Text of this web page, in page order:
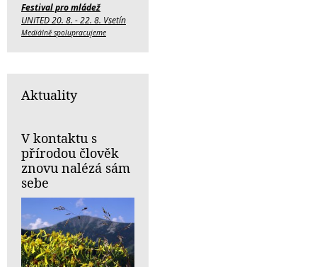
Festival pro mládež
UNITED 20. 8. - 22. 8. Vsetín
Mediálně spolupracujeme
Aktuality
V kontaktu s
přírodou člověk
znovu nalézá sám
sebe